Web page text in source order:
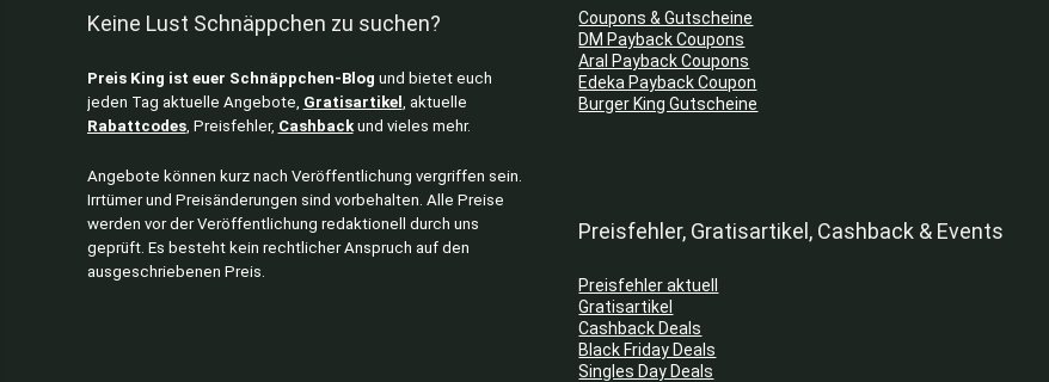
Keine Lust Schnäppchen zu suchen?
Preis King ist euer Schnäppchen-Blog und bietet euch
jeden Tag aktuelle Angebote, Gratisartikel , aktuelle
Rabattcodes, Preisfehler, Cashbackund vieles mehr.
Angebote können kurz nach Veröffentlichung vergriffen sein.
Irrtümer und Preisänderungen sind vorbehalten. Alle Preise
werden vor der Veröffentlichung redaktionell durch uns
geprüft. Es besteht kein rechtlicher Anspruch auf den
ausgeschriebenen Preis.
Coupons & Gutscheine
DM Payback Coupons
Aral Payback Coupons
Edeka Payback Coupon
Burger King Gutscheine
Preisfehler, Gratisartikel, Cashback & Events
Preisfehler aktuell
Gratisartikel
Cashback Deals
Black Friday Deals
Singles Day Deals